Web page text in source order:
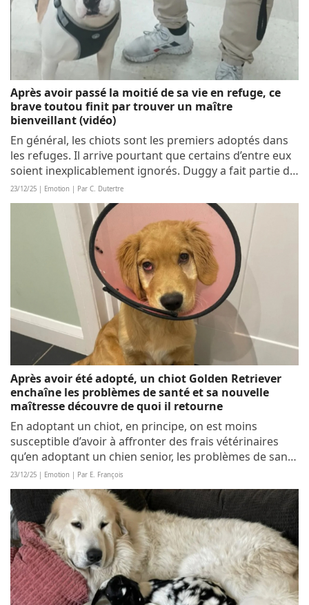
Après avoir passé la moitié de sa vie en refuge, ce
brave toutou finit par trouver un maître
bienveillant (vidéo)
En général, les chiots sont les premiers adoptés dans
les refuges. Il arrive pourtant que certains d’entre eux
soient inexplicablement ignorés. Duggy a fait partie de
ces “incompris”... Jusqu’à ce que sa route croise celle
d’une âme...
23/12/25 | Emotion | Par C. Dutertre
Après avoir été adopté, un chiot Golden Retriever
enchaîne les problèmes de santé et sa nouvelle
maîtresse découvre de quoi il retourne
En adoptant un chiot, en principe, on est moins
susceptible d’avoir à affronter des frais vétérinaires
qu’en adoptant un chien senior, les problèmes de santé
étant moins fréquents. Mais dans le cas de Moose, sa
maîtresse a très vite été...
23/12/25 | Emotion | Par E. François